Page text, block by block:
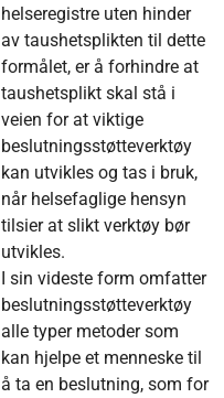
helseregistre uten hinder
av taushetsplikten til dette
formålet, er å forhindre at
taushetsplikt skal stå i
veien for at viktige
beslutningsstøtteverktøy
kan utvikles og tas i bruk,
når helsefaglige hensyn
tilsier at slikt verktøy bør
utvikles.
I sin videste form omfatter
beslutningsstøtteverktøy
alle typer metoder som
kan hjelpe et menneske til
å ta en beslutning, som for